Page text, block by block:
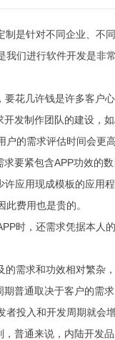
制是针对不同企业、不
我们进行软件开发是非常
要花几许钱是许多客户
开发制作团队的建设，
户的需求评估时间会更高
求要紧包含APP功效的
许应用现成模板的应用
费用也是贵的。
时，还需求凭据本人
的需求和功效相对繁杂
期普通取决于客户的需
者投入和开发周期就会增
，普通来说，内陆开发